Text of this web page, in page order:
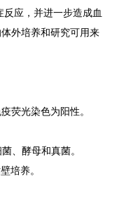
应，并进一步造成血
外培养和研究可用来
荧光染色为阳性。
、酵母和真菌。
培养。